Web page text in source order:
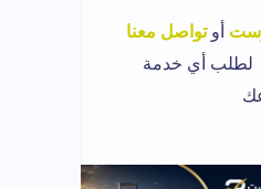
أو تواصل معنا
لطلب أي خدمة